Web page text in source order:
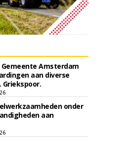
Amsterdam
aan diverse
Griekspoor.
onder
aan